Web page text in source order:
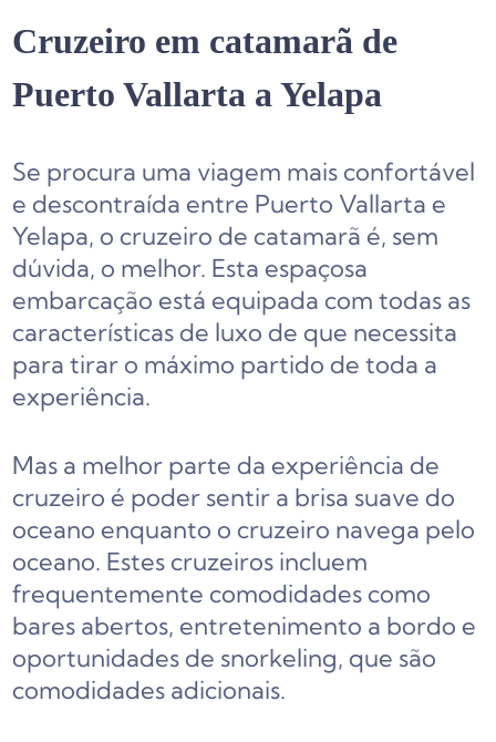
Cruzeiro em catamarã de
Puerto Vallarta a Yelapa
Se procura uma viagem mais confortável
e descontraída entre Puerto Vallarta e
Yelapa, o cruzeiro de catamarã é, sem
dúvida, o melhor. Esta espaçosa
embarcação está equipada com todas as
características de luxo de que necessita
para tirar o máximo partido de toda a
experiência.
Mas a melhor parte da experiência de
cruzeiro é poder sentir a brisa suave do
oceano enquanto o cruzeiro navega pelo
oceano. Estes cruzeiros incluem
frequentemente comodidades como
bares abertos, entretenimento a bordo e
oportunidades de snorkeling, que são
comodidades adicionais.